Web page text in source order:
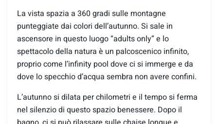
La vista spazia a 360 gradi sulle montagne
punteggiate dai colori dell’autunno. Si sale in
ascensore in questo luogo “adults only” e lo
spettacolo della natura è un palcoscenico infinito,
proprio come l’infinity pool dove ci si immerge e da
dove lo specchio d’acqua sembra non avere confini.
L’autunno si dilata per chilometri e il tempo si ferma
nel silenzio di questo spazio benessere. Dopo il